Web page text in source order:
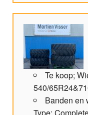
Te koop;
540/
Banden en